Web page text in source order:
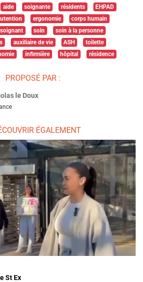
aide soignante résidents
EHPAD
ergonomie
corps humain
soignant soin
soin à la personne
auxiliaire de vie ASH
toilette
infirmière hôpital résidence
PROPOSÉ PAR :
le Doux
ÉGALEMENT
St Ex